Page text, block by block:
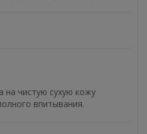
на чистую сухую кожу
впитывания.